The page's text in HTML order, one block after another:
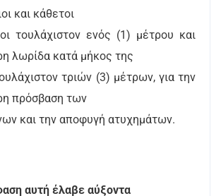
και κάθετοι
τουλάχιστον ενός (1) μέτρου και
λωρίδα κατά μήκος της
τριών (3) μέτρων, για την
πρόσβαση των
και την αποφυγή ατυχημάτων.
αυτή έλαβε αύξοντα